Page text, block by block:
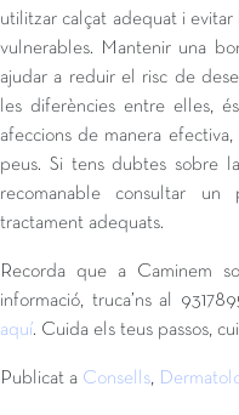
utilitzar calçat adequat i evitar
vulnerables. Mantenir una
ajudar a reduir el risc de
les diferències entre elles,
afeccions de manera
peus. Si tens dubtes sobre
recomanable consultar
tractament adequats.
Recorda que a Caminem
informació, truca’ns al
aquí. Cuida els teus passos,
Publicat a Consells,